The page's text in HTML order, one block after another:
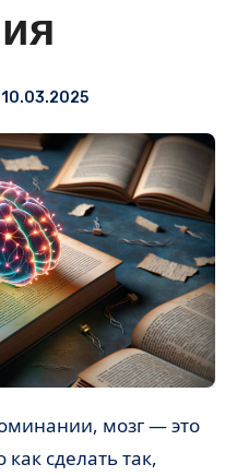
10.03.2025
сделать так,